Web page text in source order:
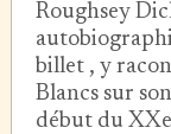
Roughsey
billet , y
Blancs sur
début du